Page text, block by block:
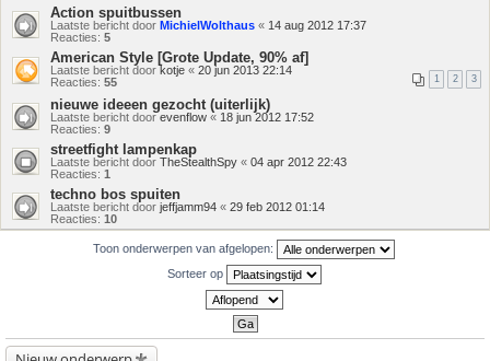
Action spuitbussen
Laatste bericht door MichielWolthaus « 14 aug 2012 17:37
Reacties: 5
American Style [Grote Update, 90% af]
Laatste bericht doorkotje « 20 jun 2013 22:14
Reacties: 55 1 2 3
nieuwe ideeen gezocht (uiterlijk)
Laatste bericht doorevenflow « 18 jun 2012 17:52
Reacties: 9
streetfight lampenkap
Laatste bericht door TheStealthSpy « 04 apr 2012 22:43
Reacties: 1
techno bos spuiten
Laatste bericht door jeffjamm94 « 29 feb 2012 01:14
Reacties: 10
Toon onderwerpen van afgelopen:
Sorteer op